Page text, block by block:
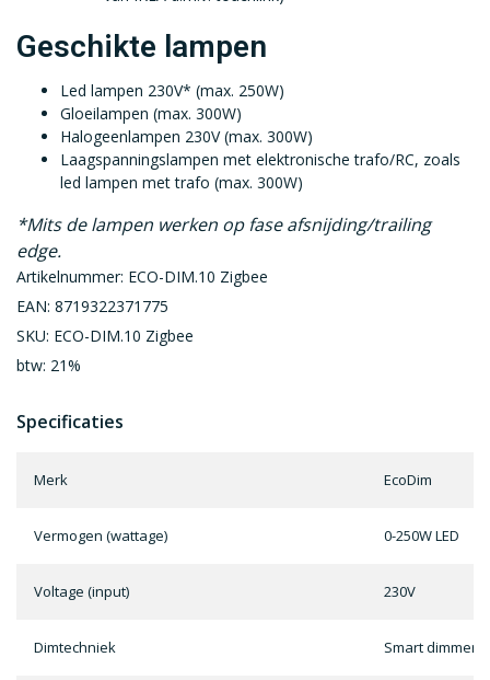
Geschikte lampen
Led lampen 230V* (max. 250W)
Gloeilampen (max. 300W)
Halogeenlampen 230V (max. 300W)
Laagspanningslampen met elektronische trafo/RC, zoals
led lampen met trafo (max. 300W)
*Mits de lampen werken op fase afsnijding/trailing
edge.
Artikelnummer: ECO-DIM.10 Zigbee
EAN: 8719322371775
SKU: ECO-DIM.10 Zigbee
btw: 21%
Specificaties
Merk EcoDim
Vermogen (wattage) 0-250W LED
Voltage (input) 230V
Dimtechniek Smart dimmer